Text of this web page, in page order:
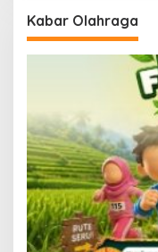
Kabar Olahraga